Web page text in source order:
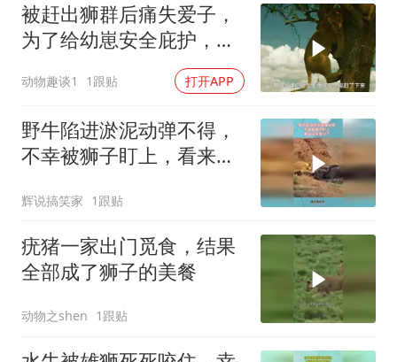
被赶出狮群后痛失爱子，
为了给幼崽安全庇护，狮
子妈妈卑微求和却遭驱
赶，看母狮卡丽如何用狩
猎夺回体面
动物趣谈1 1跟贴 打开APP
野牛陷进淤泥动弹不得，
不幸被狮子盯上，看来凶
辉说搞笑家 1跟贴
疣猪一家出门觅食，结果
全部成了狮子的美餐
动物之shen 1跟贴